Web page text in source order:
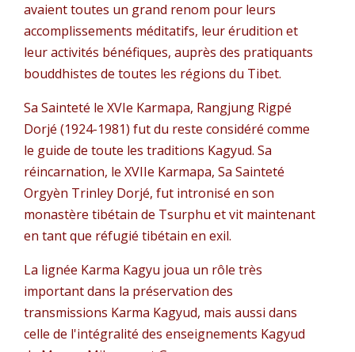
avaient toutes un grand renom pour leurs
accomplissements méditatifs, leur érudition et
leur activités bénéfiques, auprès des pratiquants
bouddhistes de toutes les régions du Tibet.
Sa Sainteté le XVIe Karmapa, Rangjung Rigpé
Dorjé (1924-1981) fut du reste considéré comme
le guide de toute les traditions Kagyud. Sa
réincarnation, le XVIIe Karmapa, Sa Sainteté
Orgyèn Trinley Dorjé, fut intronisé en son
monastère tibétain de Tsurphu et vit maintenant
en tant que réfugié tibétain en exil.
La lignée Karma Kagyu joua un rôle très
important dans la préservation des
transmissions Karma Kagyud, mais aussi dans
celle de l'intégralité des enseignements Kagyud